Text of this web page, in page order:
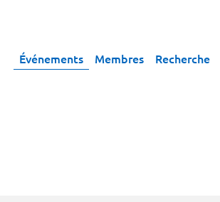
Événements Membres Recherche